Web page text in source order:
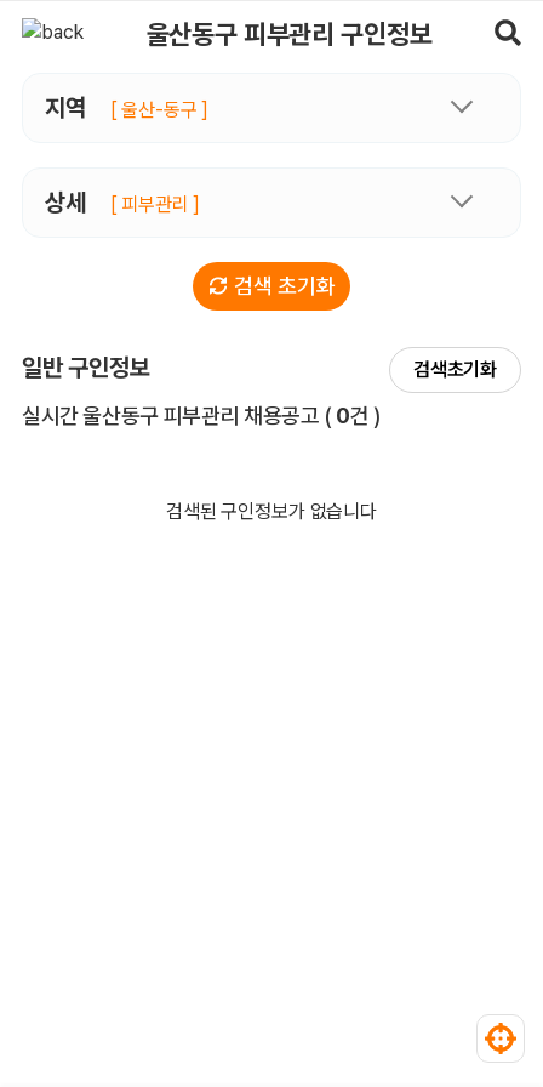
울산동구 피부관리 구인정보
지역 [ 울산-동구 ]
상세 [ 피부관리 ]
검색 초기화
일반 구인정보 검색초기화
실시간 울산동구 피부관리 채용공고 전체 목록
( 0건 )
검색된 구인정보가 없습니다